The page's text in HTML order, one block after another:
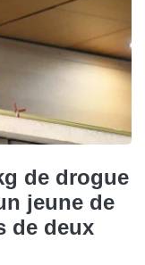
de drogue
jeune de
de deux